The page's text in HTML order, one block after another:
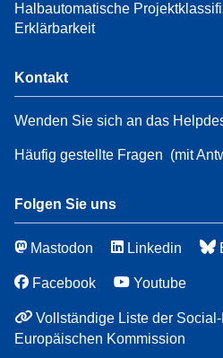
Halbautomatische
Erklärbarkeit
Kontakt
Wenden Sie sich an das
Häufig gestellte Fragen (mit
Folgen Sie uns
Mastodon Linkedin
Facebook Youtube
Vollständige Liste der
Europäischen Kommission